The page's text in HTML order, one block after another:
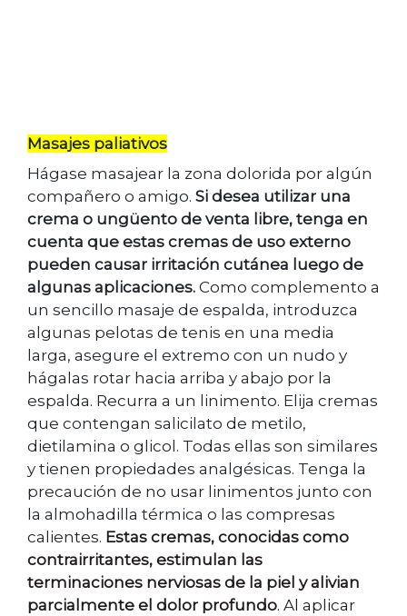
Masajes paliativos
Hágase masajear la zona dolorida por algún
compañero o amigo. Si desea utilizar una
crema o ungüento de venta libre, tenga en
cuenta que estas cremas de uso externo
pueden causar irritación cutánea luego de
algunas aplicaciones. Como complemento a
un sencillo masaje de espalda, introduzca
algunas pelotas de tenis en una media
larga, asegure el extremo con un nudo y
hágalas rotar hacia arriba y abajo por la
espalda. Recurra a un linimento. Elija cremas
que contengan salicilato de metilo,
dietilamina o glicol. Todas ellas son similares
y tienen propiedades analgésicas. Tenga la
precaución de no usar linimentos junto con
la almohadilla térmica o las compresas
calientes. Estas cremas, conocidas como
contrairritantes, estimulan las
terminaciones nerviosas de la piel y alivian
parcialmente el dolor profundo. Al aplicar